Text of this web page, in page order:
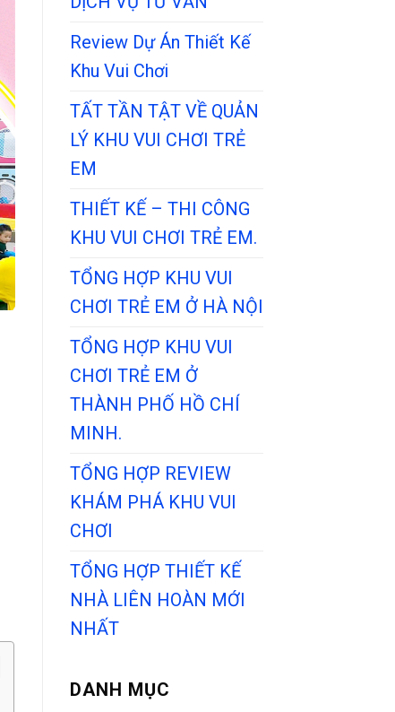
Review Dự Án Thiết Kế
Khu Vui Chơi
TẤT TẦN TẬT VỀ QUẢN
LÝ KHU VUI CHƠI TRẺ
EM
THIẾT KẾ – THI CÔNG
KHU VUI CHƠI TRẺ EM.
TỔNG HỢP KHU VUI
CHƠI TRẺ EM Ở HÀ NỘI
TỔNG HỢP KHU VUI
CHƠI TRẺ EM Ở
THÀNH PHỐ HỒ CHÍ
MINH.
TỔNG HỢP REVIEW
KHÁM PHÁ KHU VUI
CHƠI
TỔNG HỢP THIẾT KẾ
NHÀ LIÊN HOÀN MỚI
NHẤT
DANH MỤC